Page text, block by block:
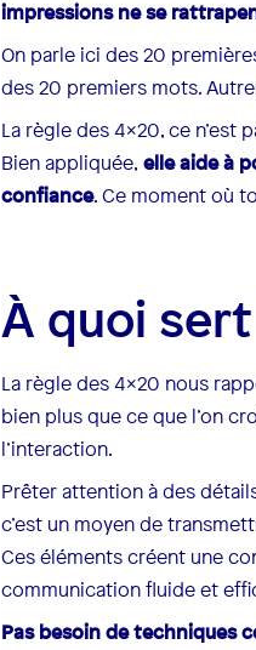
impressions ne se
On parle ici des 20
des 20 premiers mots.
La règle des 4x20, ce n’est
Bien appliquée, elle aide à
confiance. Ce moment où
À quoi
La règle des 4x20 nous
bien plus que ce que l’on
l’interaction.
Prêter attention à des
c’est un moyen de
Ces éléments créent une
communication fluide et
Pas besoin de techniques